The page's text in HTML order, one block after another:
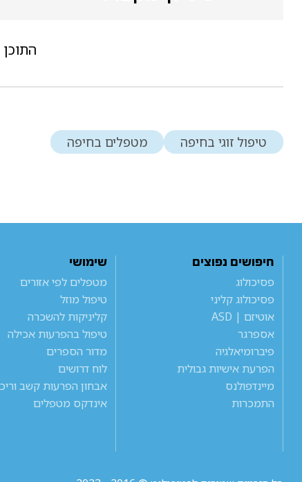
טיפול זוגי בחיפה מטפלים בחיפה
חיפושים נפוצים
פסיכולוג
פסיכולוג קליני
אוטיזם | ASD
אספרגר
פיברומיאלגיה
הפרעת אישיות גבולית
מיינדפולנס
התמכרות
שימושי
מטפלים לפי אזורים
טיפול מוזל
קליניקות להשכרה
טיפול בהפרעות אכילה
מדור הספרים
לוח דרושים
אבחון הפרעות קשב
אינדקס מטפלים